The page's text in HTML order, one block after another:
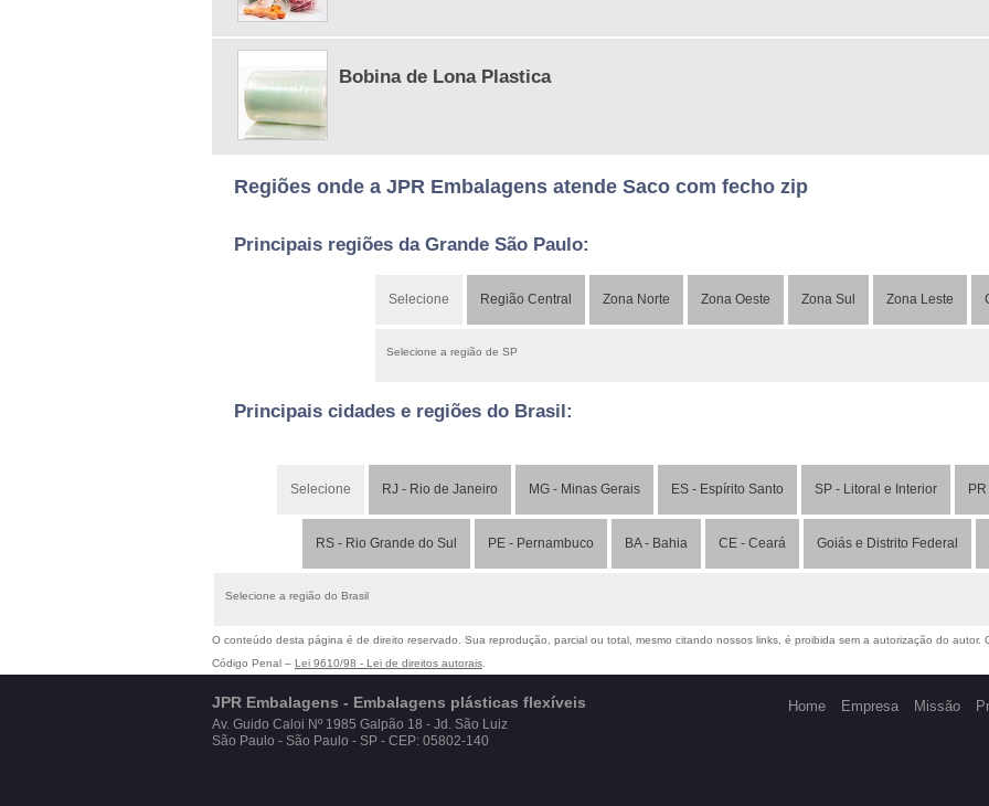
Bobina de Lona Plastica
Regiões onde a JPR Embalagens atende Saco com fecho zip
Principais regiões da Grande São Paulo:
Selecione Região Central Zona Norte Zona Oeste Zona Sul Zona Leste
Selecione a região de SP
Principais cidades e regiões do Brasil:
Selecione RJ - Rio de Janeiro MG - Minas Gerais ES - Espírito Santo SP - Litoral e Interior
RS - Rio Grande do Sul PE - Pernambuco BA - Bahia CE - Ceará Goiás e Distrito Federal
Selecione a região do Brasil
O conteúdo desta página é de direito reservado. Sua reprodução, parcial ou total, mesmo citando nossos links, é proibida sem a autorização do autor.
Código Penal – Lei 9610/98 - Lei de direitos autorais
JPR Embalagens - Embalagens plásticas flexíveis
Av. Guido Caloi Nº 1985 Galpão 18 - Jd. São Luiz
São Paulo - São Paulo - SP - CEP: 05802-140
Home Empresa Missão